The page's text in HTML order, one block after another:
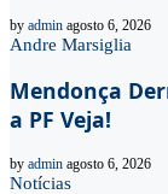
by admin agosto 6, 2026
Andre Marsiglia
Mendonça
a PF Veja!
by admin agosto 6, 2026
Notícias